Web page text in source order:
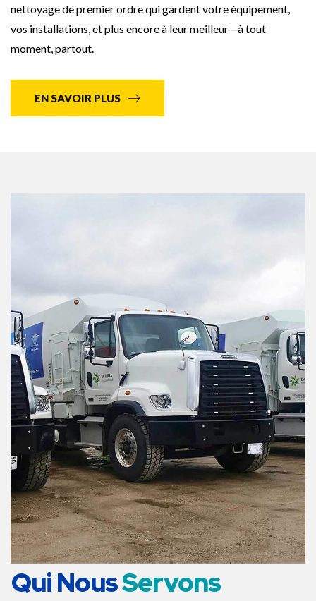
nettoyage de premier ordre qui gardent votre équipement,
vos installations, et plus encore à leur meilleur—à tout
moment, partout.
EN SAVOIR PLUS
Qui NousServons